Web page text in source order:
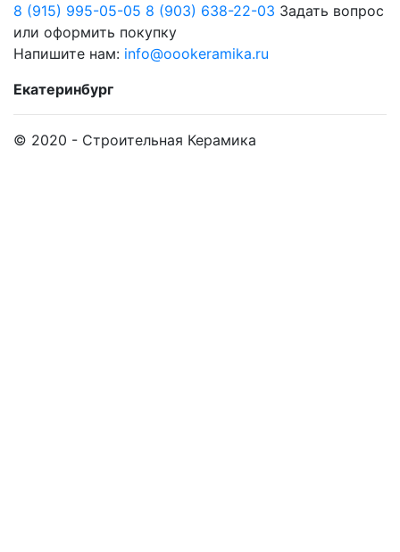
8 (915) 995-05-05 8 (903) 638-22-03 Задать вопрос
или оформить покупку
Напишите нам: info@oookeramika.ru
Екатеринбург
© 2020 - Строительная Керамика